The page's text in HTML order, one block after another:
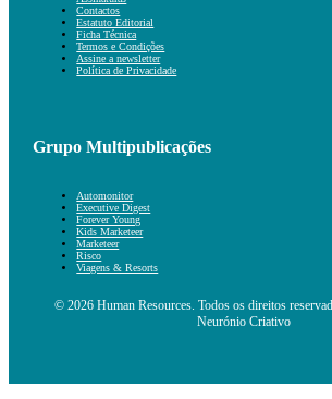
Contactos
Estatuto Editorial
Ficha Técnica
Termos e Condições
Assine a newsletter
Política de Privacidade
Grupo Multipublicações
Automonitor
Executive Digest
Forever Young
Kids Marketeer
Marketeer
Risco
Viagens & Resorts
© 2026 Human Resources. Todos os direitos
Neurónio Criativo